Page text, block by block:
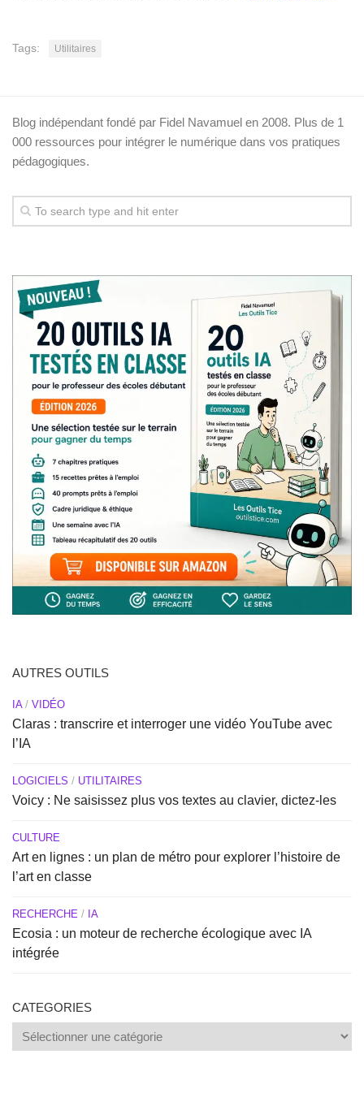
Tags: Utilitaires
Blog indépendant fondé par Fidel Navamuel en 2008. Plus de 1
000 ressources pour intégrer le numérique dans vos pratiques
pédagogiques.
AUTRES OUTILS
IA/ VIDÉO
Claras : transcrire et interroger une vidéo YouTube avec
l’IA
LOGICIELS / UTILITAIRES
Voicy : Ne saisissez plus vos textes au clavier, dictez-les
CULTURE
Art en lignes : un plan de métro pour explorer l’histoire de
l’art en classe
RECHERCHE / IA
Ecosia : un moteur de recherche écologique avec IA
intégrée
CATEGORIES
Categories